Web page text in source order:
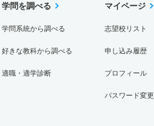
学問を調べる
学問系統から調べる
好きな教科から調べる
適職・適学診断
マイページ
志望校リスト
申し込み履歴
プロフィール
パスワード変更